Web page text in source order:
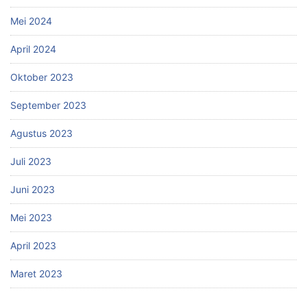
Mei 2024
April 2024
Oktober 2023
September 2023
Agustus 2023
Juli 2023
Juni 2023
Mei 2023
April 2023
Maret 2023